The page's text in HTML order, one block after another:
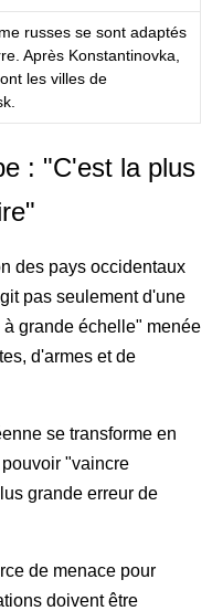
russes se sont adaptés
Après Konstantinovka,
les villes de
: "C'est la plus
des pays occidentaux
pas seulement d'une
grande échelle" menée
d'armes et de
se transforme en
"vaincre
grande erreur de
de menace pour
doivent être